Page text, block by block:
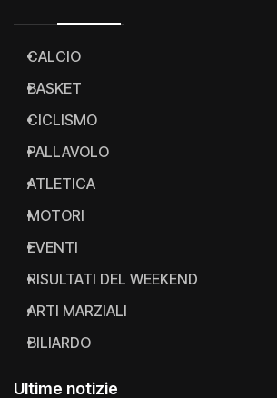
CALCIO
BASKET
CICLISMO
PALLAVOLO
ATLETICA
MOTORI
EVENTI
RISULTATI DEL WEEKEND
ARTI MARZIALI
BILIARDO
Ultime notizie